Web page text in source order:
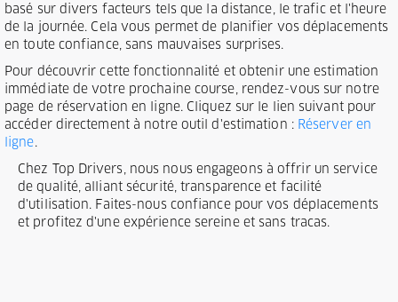
basé sur divers facteurs tels que la distance, le trafic et l'heure
de la journée. Cela vous permet de planifier vos déplacements
en toute confiance, sans mauvaises surprises.
Pour découvrir cette fonctionnalité et obtenir une estimation
immédiate de votre prochaine course, rendez-vous sur notre
page de réservation en ligne. Cliquez sur le lien suivant pour
accéder directement à notre outil d'estimation : Réserver en
ligne.
Chez Top Drivers, nous nous engageons à offrir un service
de qualité, alliant sécurité, transparence et facilité
d'utilisation. Faites-nous confiance pour vos déplacements
et profitez d'une expérience sereine et sans tracas.